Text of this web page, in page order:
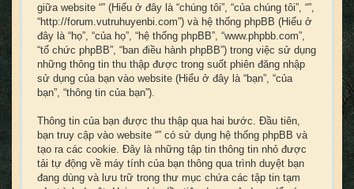
giữa website “” (Hiểu ở đây là “chúng tôi”, “của chúng tôi”, “”,
“http://forum.vutruhuyenbi.com”) và hệ thống phpBB (Hiểu ở
đây là “họ”, “của họ”, “hệ thống phpBB”, “www.phpbb.com”,
“tổ chức phpBB”, “ban điều hành phpBB”) trong việc sử dụng
những thông tin thu thập được trong suốt phiên đăng nhập
sử dụng của bạn vào website (Hiểu ở đây là “bạn”, “của
bạn”, “thông tin của bạn”).
Thông tin của bạn được thu thập qua hai bước. Đầu tiên,
bạn truy cập vào website “” có sử dụng hệ thống phpBB và
tạo ra các cookie. Đây là những tập tin thông tin nhỏ được
tải tự động về máy tính của bạn thông qua trình duyệt bạn
đang dùng và lưu trữ trong thư mục chứa các tập tin tạm